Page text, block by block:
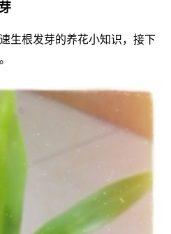
生根发芽的养花小知识，接下